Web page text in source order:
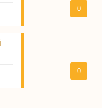
0
0